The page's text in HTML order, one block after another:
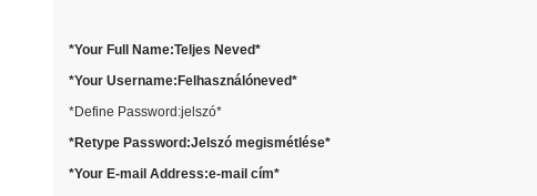
*Your Full Name:Teljes Neved*
*Your Username:Felhasználóneved*
*Define Password:jelszó*
*Retype Password:Jelszó megismétlése*
*Your E-mail Address:e-mail cím*